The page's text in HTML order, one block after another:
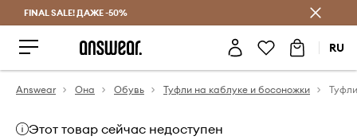
FINAL SALE! ДАЖЕ -50%
RU
Answear Она Обувь Туфли на каблуке и босоножки
Этот товар сейчас недоступен